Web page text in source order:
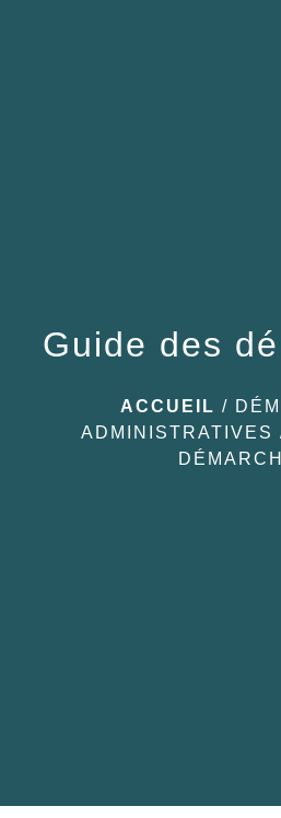
Guide des
ACCUEIL /
ADMINISTRATIVES